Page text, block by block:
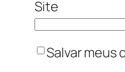
Site
Salvar meus